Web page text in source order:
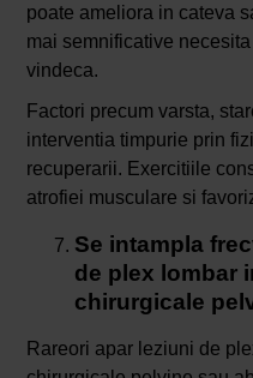
poate ameliora in cateva
mai semnificative
vindeca.
Factori precum varsta,
interventia timpurie prin
recuperarii. Exercitiile
atrofiei musculare si
Se intampla
de plex lombar
chirurgicale
Rareori apar leziuni de